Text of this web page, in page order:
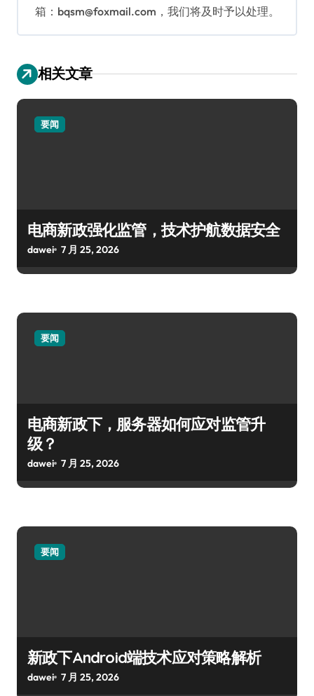
箱：bqsm@foxmail.com，我们将及时予以处理。
相关文章
要闻
电商新政强化监管，技术护航数据安全
dawei 7 月 25, 2026
要闻
电商新政下，服务器如何应对监管升
级？
dawei 7 月 25, 2026
要闻
新政下Android端技术应对策略解析
dawei 7 月 25, 2026